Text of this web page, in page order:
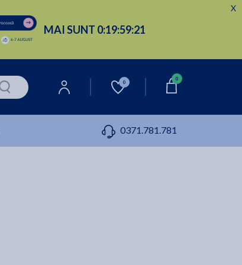
MAI SUNT 0:19:59:21
X
0
0
0371.781.781